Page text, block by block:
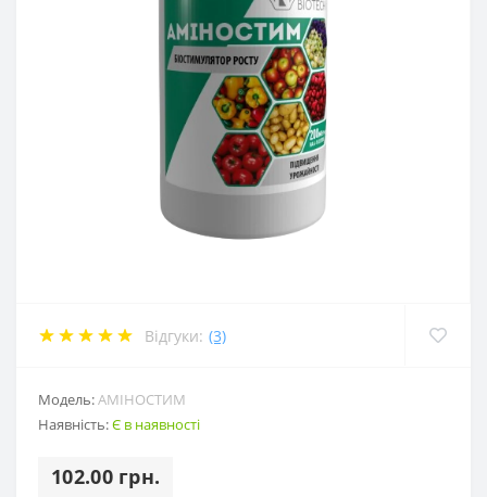
Відгуки: (3)
Модель:АМІНОСТИМ
Наявність:Є в наявності
102.00 грн.